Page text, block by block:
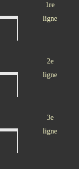
1re
ligne
2e
ligne
3e
ligne